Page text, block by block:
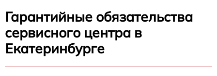
Гарантийные обязательства
сервисного центра в
Екатеринбурге